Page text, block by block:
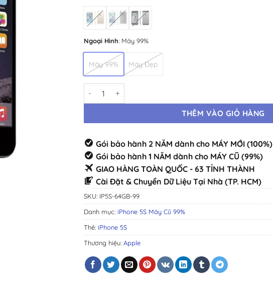
Ngoại Hình: Máy 99%
Máy 99% Máy Đẹp
THÊM VÀO GIỎ HÀNG
Gói bảo hành 2 NĂM dành cho MÁY MỚI (100%)
Gói bảo hành 1 NĂM dành cho MÁY CŨ (99%)
GIAO HÀNG TOÀN QUỐC - 63 TỈNH THÀNH
Cài Đặt & Chuyển Dữ Liệu Tại Nhà (TP. HCM)
SKU: IP5S-64GB-99
Danh mục: iPhone 5S Máy Cũ 99%
Thẻ: iPhone 5S
Thương hiệu: Apple